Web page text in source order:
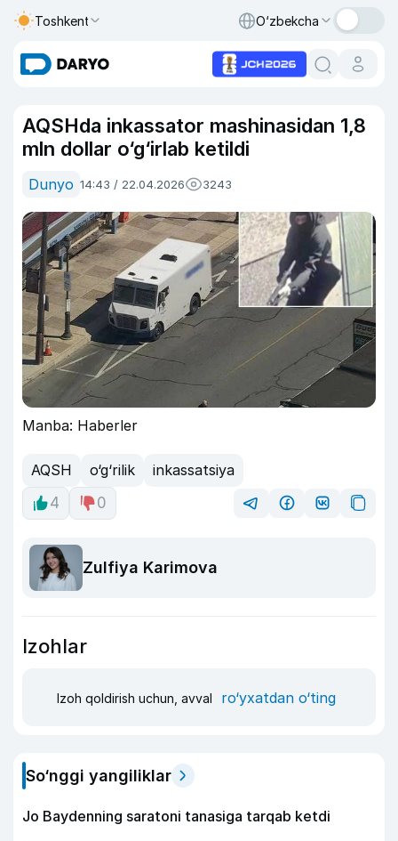
Toshkent O‘zbekcha
AQSHda inkassator mashinasidan 1,8
mln dollar o‘g‘irlab ketildi
Dunyo 14:43 / 22.04.2026 3243
Manba: Haberler
AQSH o‘g‘rilik
inkassatsiya
4
0
Zulfiya Karimova
Izohlar
Izoh qoldirish uchun, avval ro‘yxatdan o‘ting
So‘nggi yangiliklar
Jo Baydenning saratoni tanasiga tarqab ketdi